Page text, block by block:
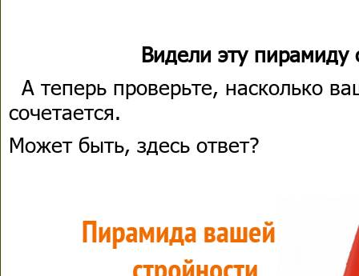
Видели эту пирамиду
А теперь проверьте, насколько
сочетается.
Может быть, здесь ответ?